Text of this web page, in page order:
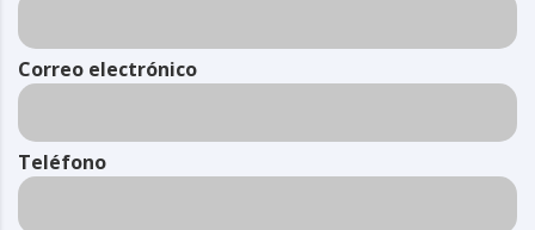
Correo electrónico
Teléfono